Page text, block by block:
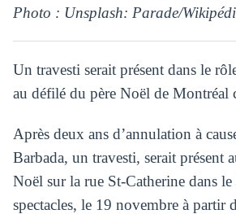
Photo : Unsplash: Parade/
Un travesti serait présent dans le
au défilé du père Noël de Montréal
Après deux ans d’annulation à
Barbada, un travesti, serait présent
Noël sur la rue St-Catherine dans le
spectacles, le 19 novembre à partir